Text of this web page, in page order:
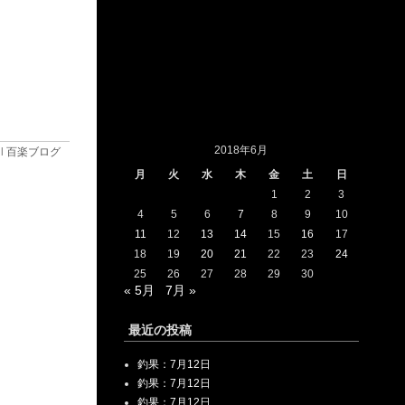
百楽ブログ
2018年6月
月
火 水 木 金 土
日
1
2
3
4
5 6 7 8 9
10
11
12 13 14 15 16
17
18
19 20 21 22 23
24
25
26 27 28 29 30
« 5月 7月 »
最近の投稿
釣果：7月12日
釣果：7月12日
釣果：7月12日